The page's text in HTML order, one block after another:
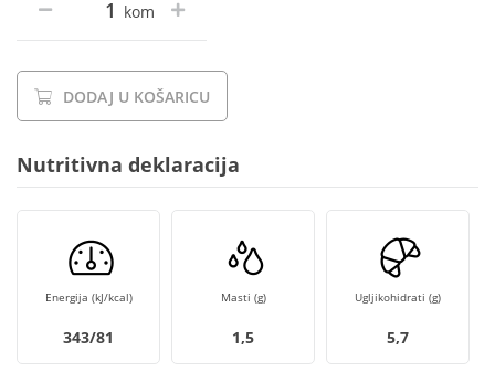
kom
DODAJ U KOŠARICU
Nutritivna deklaracija
Energija (kJ/kcal)
343/81
Masti (g)
1,5
Ugljikohidrati (g)
5,7